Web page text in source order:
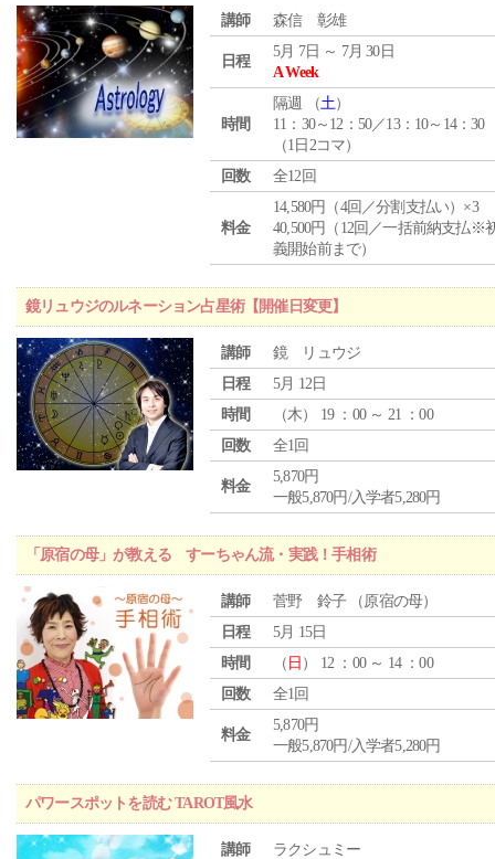
講師 森信 彰雄
日程
5月 7日 ～ 7月 30日
A Week
時間
隔週 （土）
11：30～12：50／13：10～14：30
（1日2コマ）
回数
全12回
料金
14,580円（4回／分割支払い）×3
40,500円（12回／一括前納支払※
義開始前まで）
鏡リュウジのルネーション占星術【開催日変更】
講師
鏡 リュウジ
日程
5月 12日
時間
（木） 19 ：00 ～ 21 ：00
回数
全1回
料金
5,870円
一般5,870円/入学者5,280円
「原宿の母」が教える すーちゃん流・実践！手相術
講師
菅野 鈴子 （原宿の母）
日程
5月 15日
時間
（ 日 ） 12 ：00 ～ 14 ：00
回数
全1回
料金
5,870円
一般5,870円/入学者5,280円
パワースポットを読む TAROT風水
講師
ラクシュミー